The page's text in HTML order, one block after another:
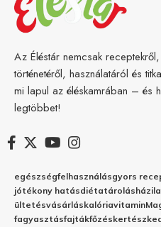
Az Éléstár nemcsak
történetéről, használatáról és
mi lapul az éléskamrában – és
legtöbbet!
egészségfelhasználásgyors
jótékony hatásdiétatárolás
ültetésvásárláskalóriavitamin
fagyasztásfajtákfőzés